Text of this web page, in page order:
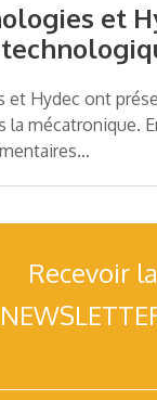
et
et Hydec ont
la mécatronique.
Recevoir la